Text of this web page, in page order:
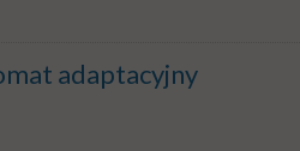
adaptacyjny